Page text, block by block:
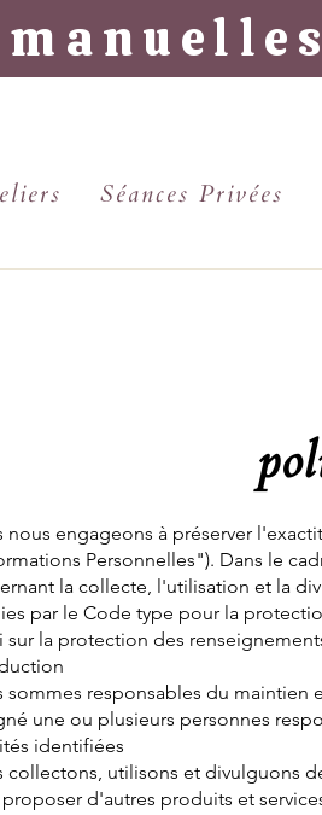
Séances Privées
nous engageons à préserver
Personnelles"). Dans le
la collecte, l'utilisation et la
par le Code type pour la
sur la protection des
sommes responsables du maintien
une ou plusieurs personnes
identifiées
collectons, utilisons et divulguons
d'autres produits et